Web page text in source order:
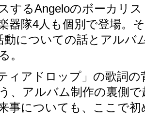
するAngeloのボーカリ
器隊4人も個別で登場。
動についての話とアルバ
。
ィアドロップ」の歌詞の
、アルバム制作の裏側
事についても、ここで